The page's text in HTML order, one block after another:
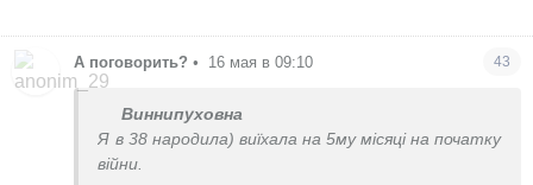
А поговорить? • 16 мая в 09:10 43
Виннипуховна
Я в 38 народила) виїхала на 5му місяці на початку
війни.